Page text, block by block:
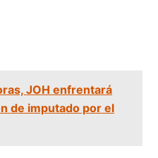
JOH enfrentará
de imputado por el